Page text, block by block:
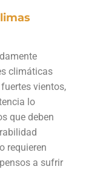
climáticas
vientos,
lo
que deben
requieren
a sufrir